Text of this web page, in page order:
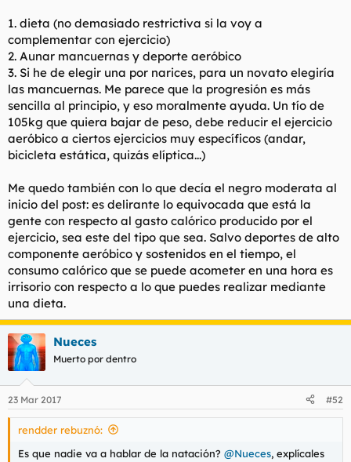
1. dieta (no demasiado restrictiva si la voy a
complementar con ejercicio)
2. Aunar mancuernas y deporte aeróbico
3. Si he de elegir una por narices, para un novato elegiría
las mancuernas. Me parece que la progresión es más
sencilla al principio, y eso moralmente ayuda. Un tío de
105kg que quiera bajar de peso, debe reducir el ejercicio
aeróbico a ciertos ejercicios muy específicos (andar,
bicicleta estática, quizás elíptica...)
Me quedo también con lo que decía el negro moderata al
inicio del post: es delirante lo equivocada que está la
gente con respecto al gasto calórico producido por el
ejercicio, sea este del tipo que sea. Salvo deportes de alto
componente aeróbico y sostenidos en el tiempo, el
consumo calórico que se puede acometer en una hora es
irrisorio con respecto a lo que puedes realizar mediante
una dieta.
Nueces
Muerto por dentro
23 Mar 2017 #52
rendder rebuznó:
Es que nadie va a hablar de la natación? @Nueces, explícales